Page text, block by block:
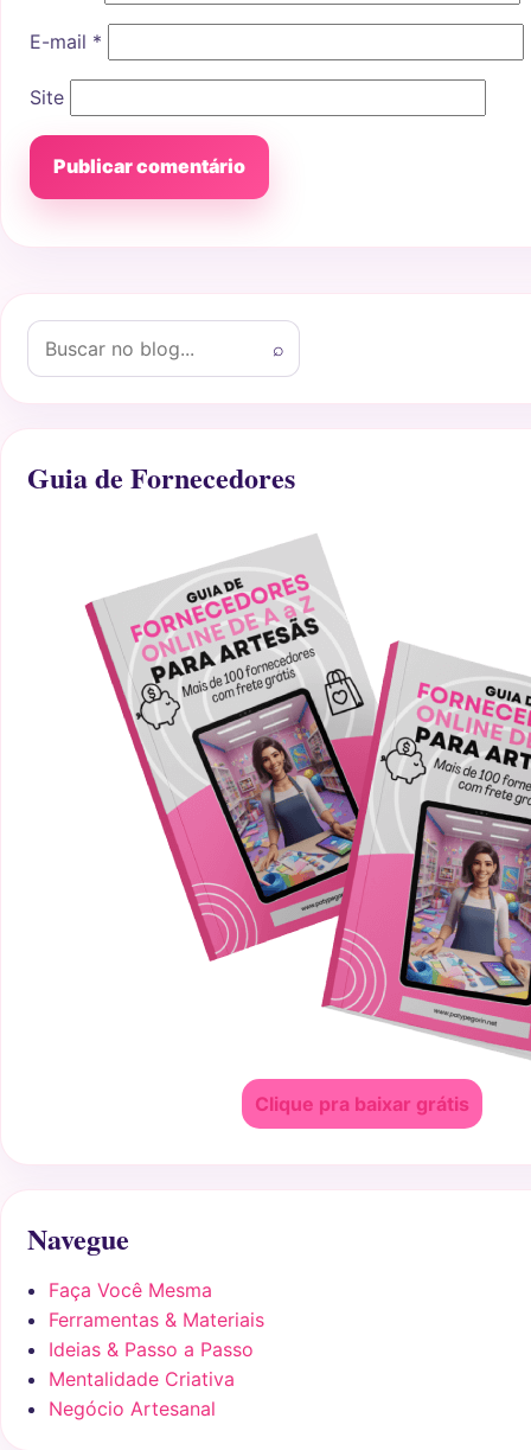
E-mail *
Site
Buscar por:
⌕
Guia de Fornecedores
Clique pra baixar grátis
Navegue
Faça Você Mesma
Ferramentas & Materiais
Ideias & Passo a Passo
Mentalidade Criativa
Negócio Artesanal